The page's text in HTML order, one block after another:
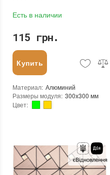
Есть в наличии
115 грн.
Купить
Материал: Алюминий
Размеры модуля: 300x300 мм
Цвет:
Основа: Самоклейка
Назначение:
В интерьере, Для бани, Для бассейна, Для ванной комнаты и туалета, Для гостинной, Для душевой, Для кухни, Для спальни, Для фартука
Вес модуля:
0.2 кг
Толщина чипа: 3 мм